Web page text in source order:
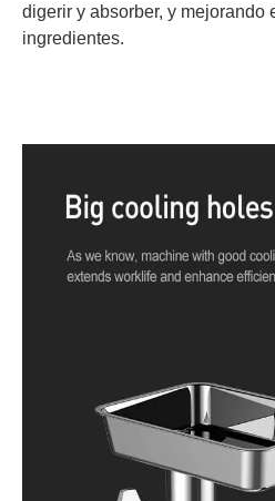
digerir y absorber, y mejorando
ingredientes.